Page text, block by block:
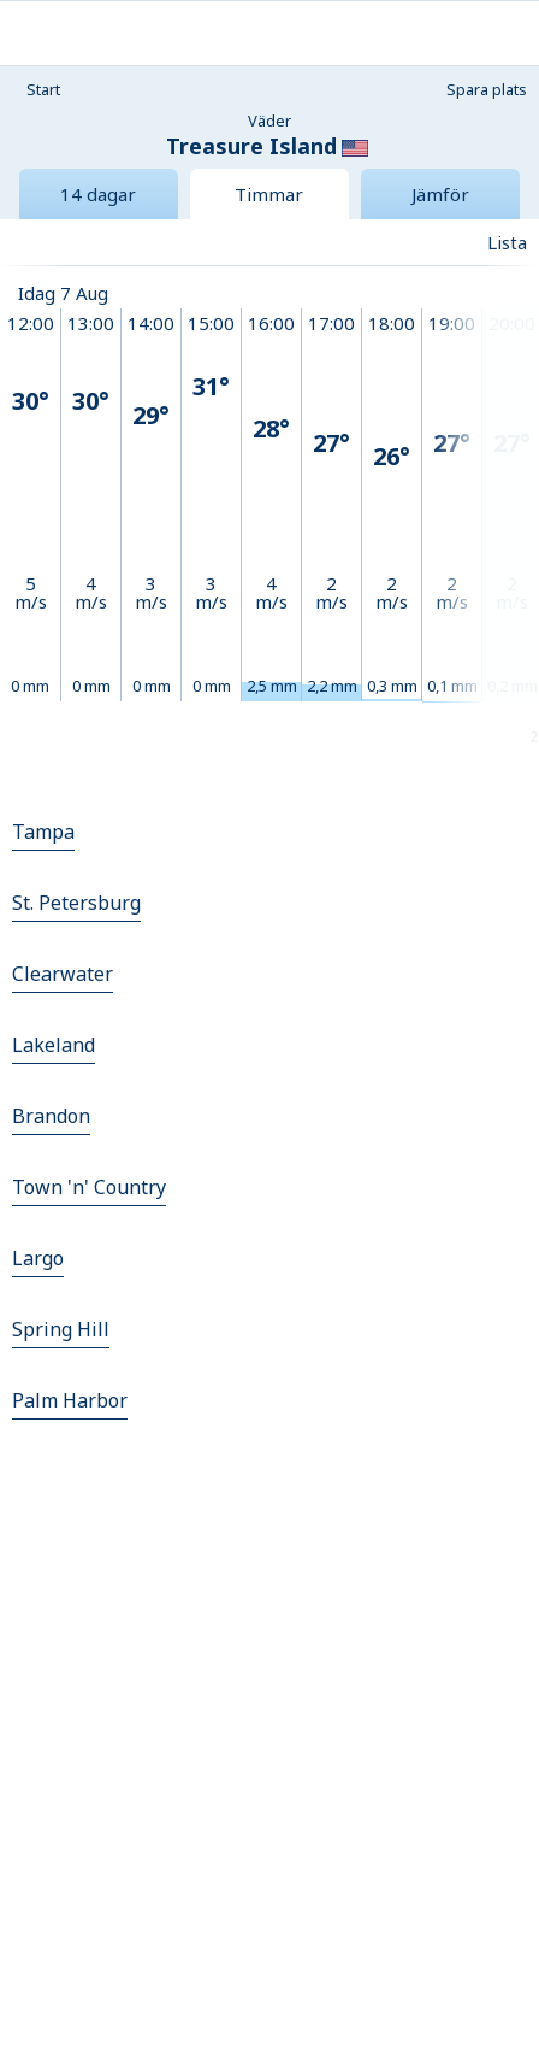
Start
Spara plats
Väder
Treasure Island
14 dagar Timmar
Jämför
Lista
Idag 7 Aug
12:00
30°
5
m/s
0 mm
13:00
30°
4
m/s
0 mm
14:00
29°
3
m/s
0 mm
15:00
31°
3
m/s
0 mm
16:00
28°
4
m/s
2,5 mm
17:00
27°
2
m/s
2,2 mm
18:00
26°
2
m/s
0,3 mm
19:00
27°
2
m/s
0,1 mm
Tampa
St. Petersburg
Clearwater
Lakeland
Brandon
Town 'n' Country
Largo
Spring Hill
Palm Harbor